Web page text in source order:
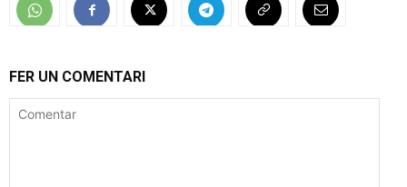
FER UN COMENTARI